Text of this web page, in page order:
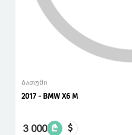
ბათუმი
2017 - BMW X6 M
3 000 ₾ $